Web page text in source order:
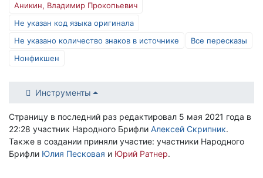
Аникин, Владимир Прокопьевич
Не указан код языка оригинала
Не указано количество знаков в источнике
Все пересказы
Нонфикшен
Инструменты
Страницу в последний раз редактировал 5 мая 2021 года в
22:28 участник Народного Брифли Алексей Скрипник.
Также в создании приняли участие: участники Народного
Брифли Юлия Песковая и Юрий Ратнер.